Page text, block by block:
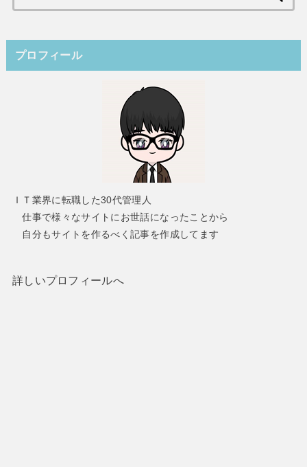
索:
プロフィール
ＩＴ業界に転職した30代管理人
仕事で様々なサイトにお世話になったことから
自分もサイトを作るべく記事を作成してます
詳しいプロフィールへ